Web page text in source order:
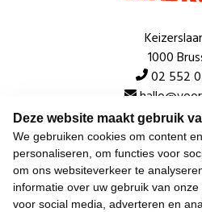
Deze website maakt gebruik
We gebruiken cookies om content
personaliseren, om functies voor
om ons websiteverkeer te
informatie over uw gebruik van
voor social media, adverteren en
1000
02 552
Snel
Over de